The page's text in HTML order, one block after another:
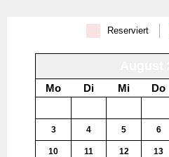
Reserviert
Mo Di Mi Do
3 4 5 6
10 11 12 13